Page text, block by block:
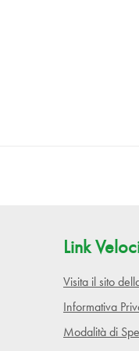
Link
Visita il sito
Informativa
Modalità di